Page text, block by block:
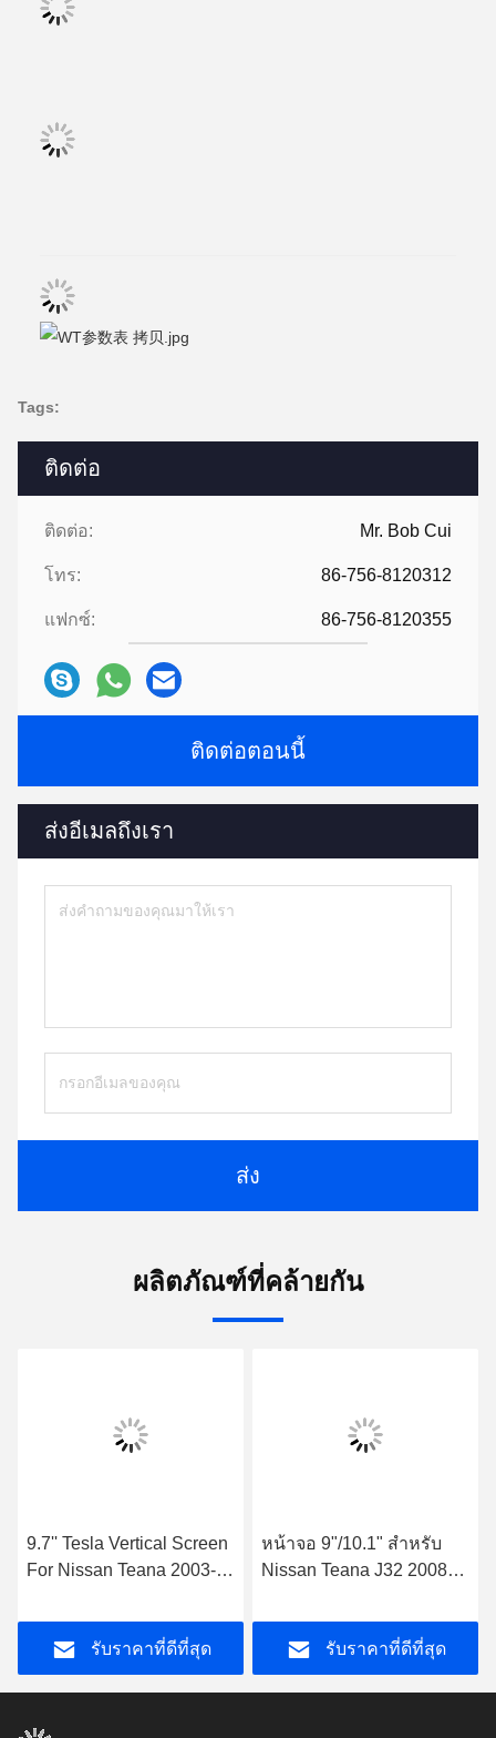
ติดต่อ
ติดต่อ: Mr. Bob Cui
โทร: 86-756-8120312
แฟกซ์: 86-756-8120355
ติดต่อตอนนี้
ส่งอีเมลถึงเรา
ส่ง
Tags:
ผลิตภัณฑ์ที่คล้ายกัน
9.7'' Tesla Vertical Screen
For Nissan Teana 2003-
รถยนต์ Android
รับราคาที่ดีที่สุด
หน้าจอ 9"/10.1" สําหรับ
Nissan Teana J32 2008-
รับราคาที่ดีที่สุด